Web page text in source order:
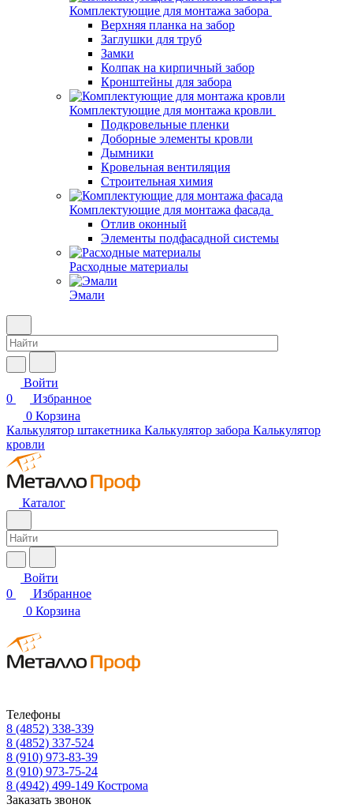
Комплектующие для монтажа забора
Верхняя планка на забор
Заглушки для труб
Замки
Колпак на кирпичный забор
Кронштейны для забора
Комплектующие для монтажа кровли
Подкровельные пленки
Доборные элементы кровли
Дымники
Кровельная вентиляция
Строительная химия
Комплектующие для монтажа фасада
Отлив оконный
Элементы подфасадной системы
Расходные материалы
Эмали
Войти
0
Избранное
0 Корзина
Калькулятор штакетника Калькулятор забора Калькулятор
кровли
Каталог
Войти
0
Избранное
0 Корзина
Телефоны
8 (4852) 338-339
8 (4852) 337-524
8 (910) 973-83-39
8 (910) 973-75-24
8 (4942) 499-149 Кострома
Заказать звонок